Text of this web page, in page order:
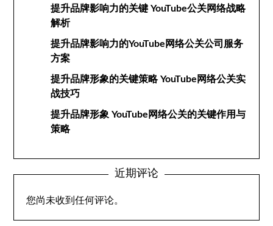
提升品牌影响力的关键 YouTube公关网络战略
解析
提升品牌影响力的YouTube网络公关公司服务
方案
提升品牌形象的关键策略 YouTube网络公关实
战技巧
提升品牌形象 YouTube网络公关的关键作用与
策略
近期评论
您尚未收到任何评论。